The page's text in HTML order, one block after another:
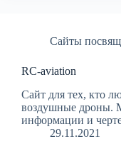
Сайты
RC-aviation
Сайт для тех, кто
воздушные дроны.
информации и
29.11.2021